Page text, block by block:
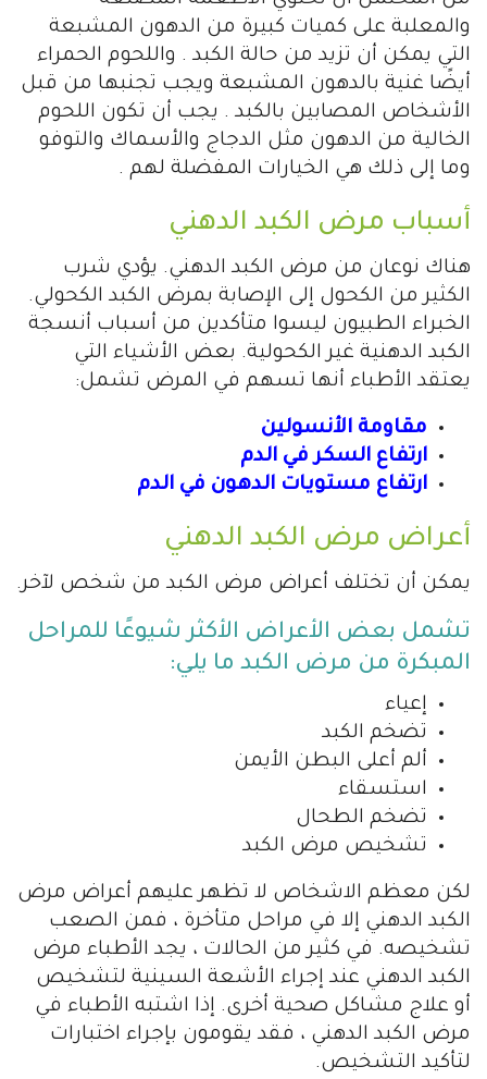
والمعلبة على كميات كبيرة من الدهون المشبعة
التي يمكن أن تزيد من حالة الكبد . واللحوم الحمراء
أيضًا غنية بالدهون المشبعة ويجب تجنبها من قبل
الأشخاص المصابين بالكبد . يجب أن تكون اللحوم
الخالية من الدهون مثل الدجاج والأسماك والتوفو
وما إلى ذلك هي الخيارات المفضلة لهم .
أسباب مرض الكبد الدهني
هناك نوعان من مرض الكبد الدهني. يؤدي شرب
الكثير من الكحول إلى الإصابة بمرض الكبد الكحولي.
الخبراء الطبيون ليسوا متأكدين من أسباب أنسجة
الكبد الدهنية غير الكحولية. بعض الأشياء التي
يعتقد الأطباء أنها تسهم في المرض تشمل:
مقاومة الأنسولين
ارتفاع السكر في الدم
ارتفاع مستويات الدهون في الدم
أعراض مرض الكبد الدهني
يمكن أن تختلف أعراض مرض الكبد من شخص لآخر.
تشمل بعض الأعراض الأكثر شيوعًا للمراحل
المبكرة من مرض الكبد ما يلي:
إعياء
تضخم الكبد
ألم أعلى البطن الأيمن
استسقاء
تضخم الطحال
تشخيص مرض الكبد
لكن معظم الاشخاص لا تظهر عليهم أعراض مرض
الكبد الدهني إلا في مراحل متأخرة ، فمن الصعب
تشخيصه. في كثير من الحالات ، يجد الأطباء مرض
الكبد الدهني عند إجراء الأشعة السينية لتشخيص
أو علاج مشاكل صحية أخرى. إذا اشتبه الأطباء في
مرض الكبد الدهني ، فقد يقومون بإجراء اختبارات
لتأكيد التشخيص.